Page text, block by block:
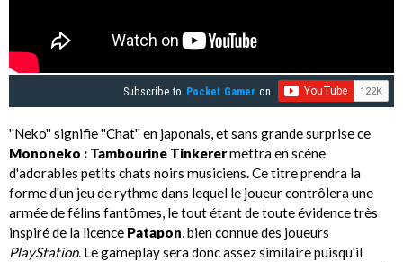
Subscribe to Pocket Gamer on
''Neko'' signifie ''Chat'' en japonais, et sans grande surprise ce
Mononeko : Tambourine Tinkerermettra en scène
d'adorables petits chats noirs musiciens. Ce titre prendra la
forme d'un jeu de rythme dans lequel le joueur contrôlera une
armée de félins fantômes, le tout étant de toute évidence très
inspiré de la licence Patapon, bien connue des joueurs
PlayStation. Le gameplay sera donc assez similaire puisqu'il